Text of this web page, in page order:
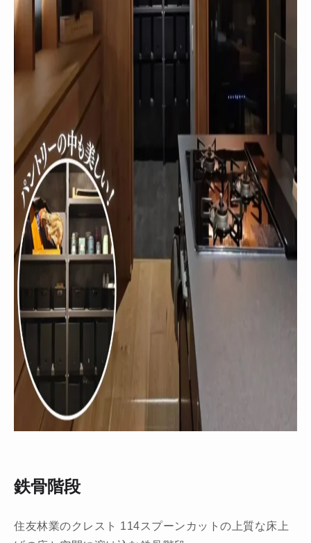
鉄骨階段
住友林業のクレスト 114スプーンカットの上質な床上